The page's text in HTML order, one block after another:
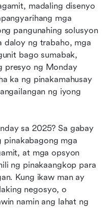
madaling disenyo
mga
pangunahing solusyon
daloy ng trabaho, mga
bago sumabak,
presyo ng Monday
ka ng pinakamahusay
ng iyong
sa 2025? Sa gabay
pinakabagong mga
at mga opsyon
ng pinakaangkop para
Kung ikaw man ay
negosyo, o
namin ang lahat ng
mga plano sa Lunes
sa Lunes na